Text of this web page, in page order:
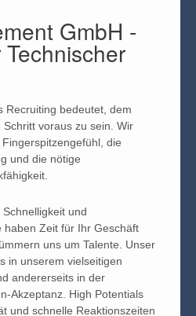
GmbH -
Recruiting bedeutet, dem
voraus zu sein. Wir
die
und die nötige
und
haben Zeit für Ihr Geschäft
uns um Talente. Unser
in unserem vielseitigen
andererseits in der
Akzeptanz. High Potentials
und schnelle Reaktionszeiten